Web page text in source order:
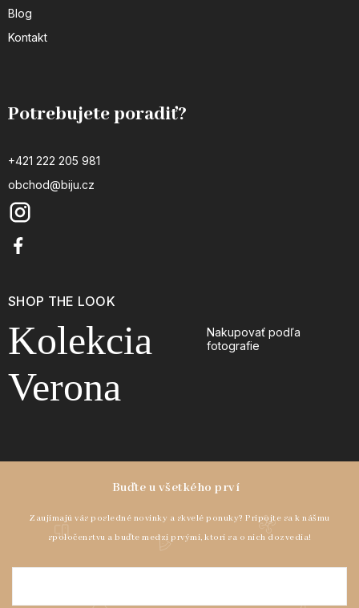
Blog
Kontakt
Potrebujete poradiť?
+421 222 205 981
obchod@biju.cz
SHOP THE LOOK
Kolekcia
Verona
Nakupovať podľa
fotografie